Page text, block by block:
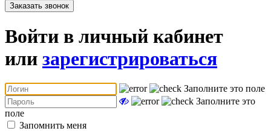
Заказать звонок
Войти в личный кабинет
или зарегистрироваться
Заполните это поле
Заполните это
поле
Запомнить меня